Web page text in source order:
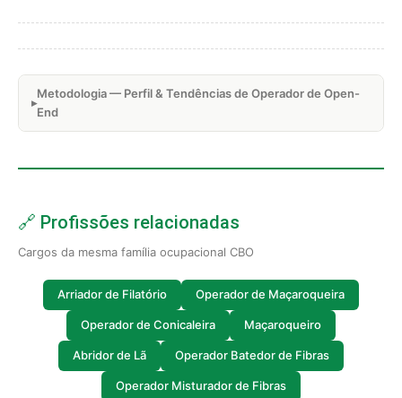
Metodologia — Perfil & Tendências de Operador de Open-
End
🔗 Profissões relacionadas
Cargos da mesma família ocupacional CBO
Arriador de Filatório Operador de Maçaroqueira
Operador de Conicaleira Maçaroqueiro
Abridor de Lã Operador Batedor de Fibras
Operador Misturador de Fibras